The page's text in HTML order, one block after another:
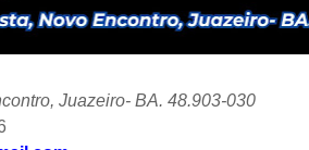
Juazeiro- BA. 48.903-030